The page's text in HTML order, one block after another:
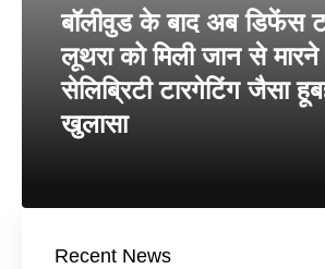
बॉलीवुड के बाद अब डिफेंस
लूथरा को मिली जान से
सेलिब्रिटी टारगेटिंग जैसा
खुलासा
Recent News